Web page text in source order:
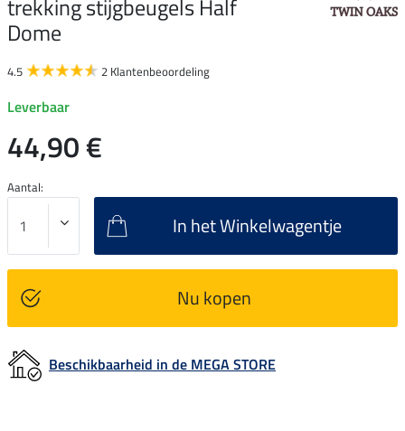
trekking stijgbeugels Half
Dome
4.5 2 Klantenbeoordeling
Leverbaar
44,90 €
Aantal:
In het Winkelwagentje
Nu kopen
Beschikbaarheid in de MEGA STORE